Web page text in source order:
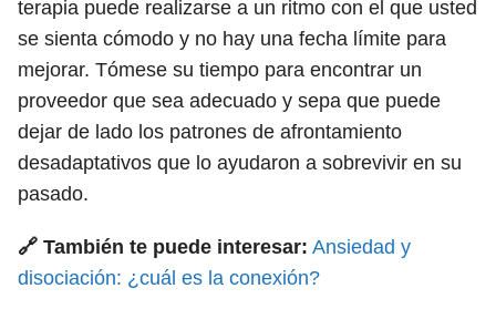
terapia puede realizarse a un ritmo con el que usted
se sienta cómodo y no hay una fecha límite para
mejorar. Tómese su tiempo para encontrar un
proveedor que sea adecuado y sepa que puede
dejar de lado los patrones de afrontamiento
desadaptativos que lo ayudaron a sobrevivir en su
pasado.
🔗 También te puede interesar: Ansiedad y
disociación: ¿cuál es la conexión?